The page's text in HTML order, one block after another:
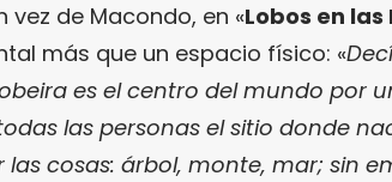
vez de Macondo, en «Lobos en las
más que un espacio físico: «
es el centro del mundo por
las personas el sitio donde
cosas: árbol, monte, mar; sin